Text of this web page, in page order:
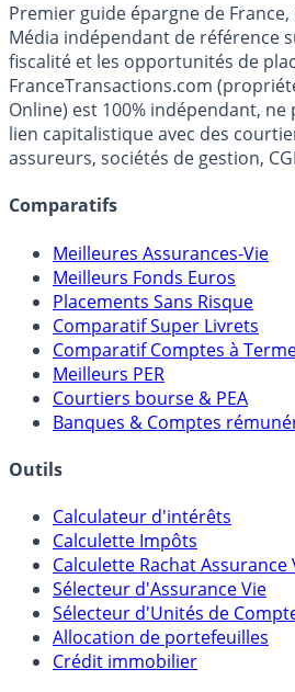
FranceTransactions.com
Premier guide épargne de France,
Média indépendant de référence
fiscalité et les opportunités de
FranceTransactions.com
Online) est 100% indépendant, ne
assureurs, sociétés de gestion,
Comparatifs
Meilleures Assurances-Vie
Meilleurs Fonds Euros
Placements Sans Risque
Comparatif Super Livrets
Comparatif Comptes à Terme
Meilleurs PER
Banques & Comptes
Outils
Calculateur d'intérêts
Calculette Impôts
Calculette Rachat Assurance
Sélecteur d'Assurance Vie
Sélecteur d'Unités de Compte